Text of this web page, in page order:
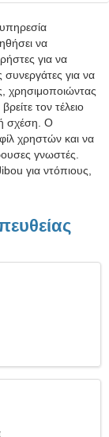
να
για να
συνεργάτες για να
χρησιμοποιώντας
τον τέλειο
σχέση. Ο
χρηστών και να
γνωστές.
για ντόπιους,